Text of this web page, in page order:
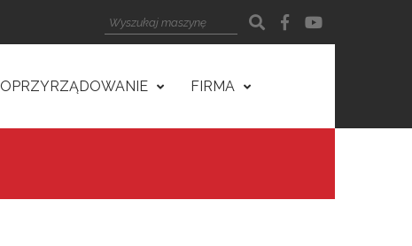
OPRZYRZĄDOWANIE FIRMA